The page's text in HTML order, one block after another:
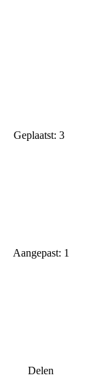
Geplaatst: 3
Aangepast: 1
Delen